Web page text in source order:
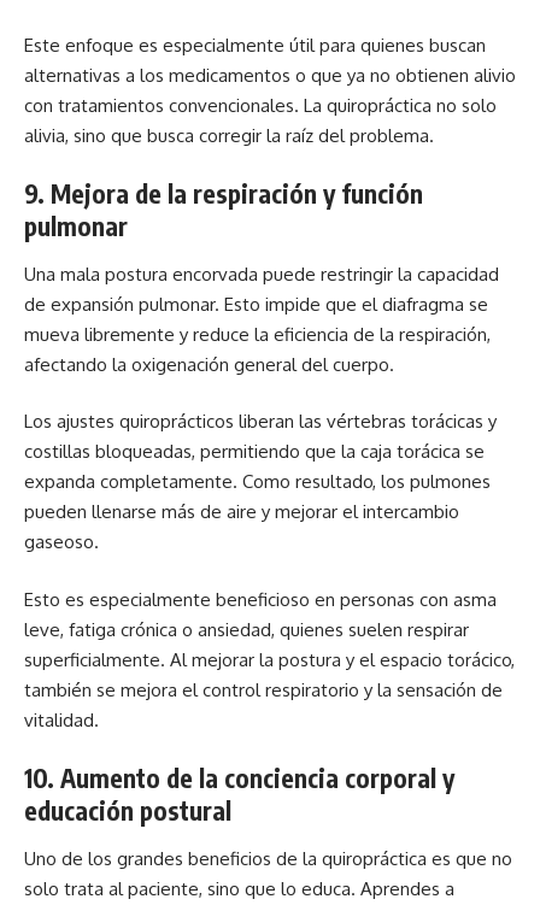
Este enfoque es especialmente útil para quienes buscan
alternativas a los medicamentos o que ya no obtienen alivio
con tratamientos convencionales. La quiropráctica no solo
alivia, sino que busca corregir la raíz del problema.
9. Mejora de la respiración y función
pulmonar
Una mala postura encorvada puede restringir la capacidad
de expansión pulmonar. Esto impide que el diafragma se
mueva libremente y reduce la eficiencia de la respiración,
afectando la oxigenación general del cuerpo.
Los ajustes quiroprácticos liberan las vértebras torácicas y
costillas bloqueadas, permitiendo que la caja torácica se
expanda completamente. Como resultado, los pulmones
pueden llenarse más de aire y mejorar el intercambio
gaseoso.
Esto es especialmente beneficioso en personas con asma
leve, fatiga crónica o ansiedad, quienes suelen respirar
superficialmente. Al mejorar la postura y el espacio torácico,
también se mejora el control respiratorio y la sensación de
vitalidad.
10. Aumento de la conciencia corporal y
educación postural
Uno de los grandes beneficios de la quiropráctica es que no
solo trata al paciente, sino que lo educa. Aprendes a